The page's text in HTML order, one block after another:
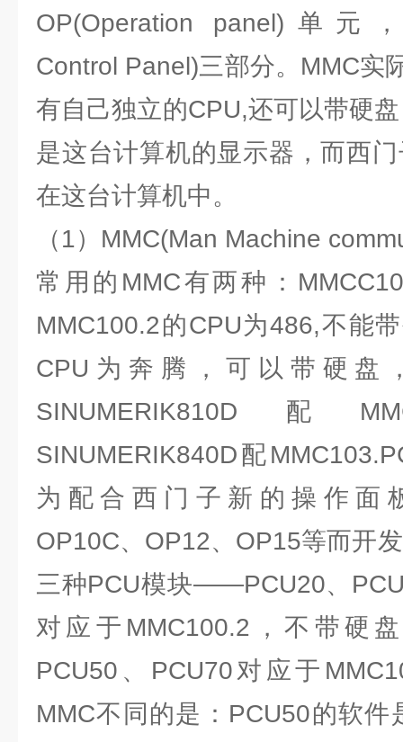
OP(Operation panel)单元，
Control Panel)三部分。MMC实
有自己独立的CPU,还可以带硬
是这台计算机的显示器，而西
在这台计算机中。
（1）MMC(Man Machine
常用的MMC有两种：
MMC100.2的CPU为486,不能
CPU为奔腾，可以带硬盘
SINUMERIK810D配
SINUMERIK840D配
为配合西门子新的操作面
OP10C、OP12、OP15等而开
三种PCU模块——PCU20、
对应于MMC100.2，不带硬
PCU50、PCU70对应于
MMC不同的是：PCU50的软件